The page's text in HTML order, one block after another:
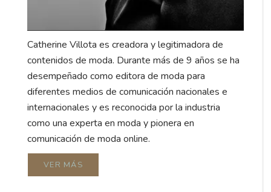
Catherine Villota es creadora y legitimadora de
contenidos de moda. Durante más de 9 años se ha
desempeñado como editora de moda para
diferentes medios de comunicación nacionales e
internacionales y es reconocida por la industria
como una experta en moda y pionera en
comunicación de moda online.
VER MÁS